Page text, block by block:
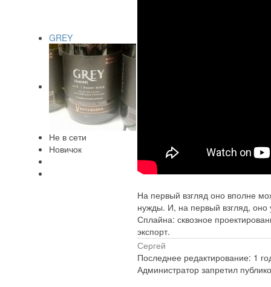
GREY
Не в сети
Новичок
На первый взгляд оно вполне
нужды. И, на первый взгляд,
Сплайна: сквозное
экспорт.
Сергей
Последнее редактирование: 1
Администратор запретил